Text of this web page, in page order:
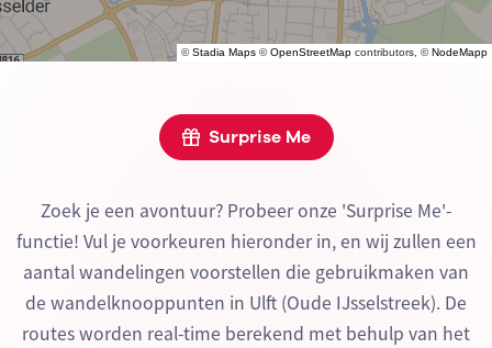
©Stadia Maps ©OpenStreetMap contributors, ©NodeMapp
Surprise Me
Zoek je een avontuur? Probeer onze 'Surprise Me'-
functie! Vul je voorkeuren hieronder in, en wij zullen een
aantal wandelingen voorstellen die gebruikmaken van
de wandelknooppunten in Ulft (Oude IJsselstreek). De
routes worden real-time berekend met behulp van het